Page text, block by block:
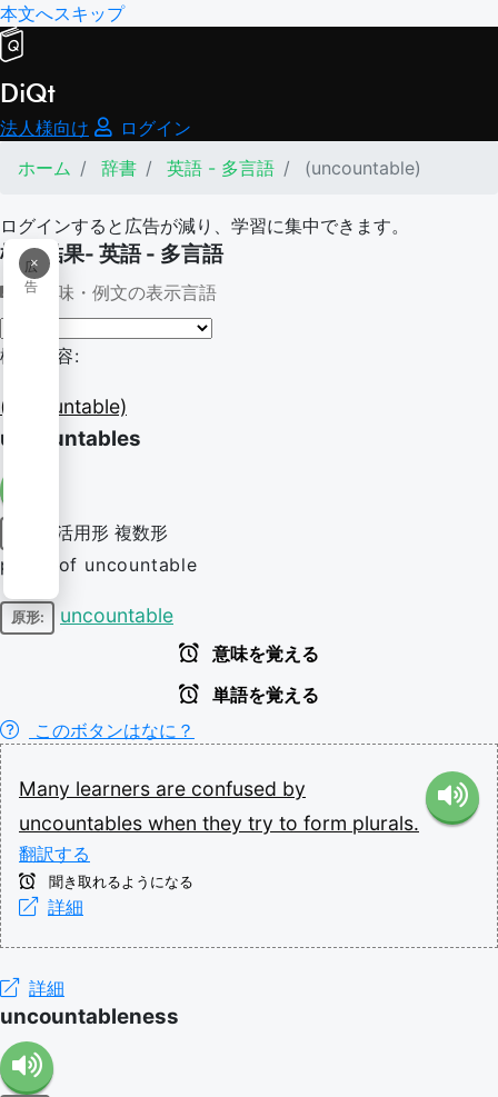
本文へスキップ
DiQt
法人様向け
ログイン
ホーム
辞書 英語 - 多言語 (uncountable)
ログインすると広告が減り、学習に集中できます。
×
広
告
検索結果- 英語 - 多言語
意味・例文の表示言語
検索内容:
(uncountable)
uncountables
活用形 複数形
plural of uncountable
原形: uncountable
意味を覚える
単語を覚える
このボタンはなに？
Many learners are confused by
uncountables when they try to form plurals.
翻訳する
聞き取れるようになる
詳細
詳細
uncountableness